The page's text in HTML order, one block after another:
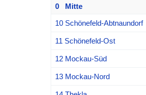
0 Mitte
10 Schönefeld-Abtnaundorf
11 Schönefeld-Ost
12 Mockau-Süd
13 Mockau-Nord